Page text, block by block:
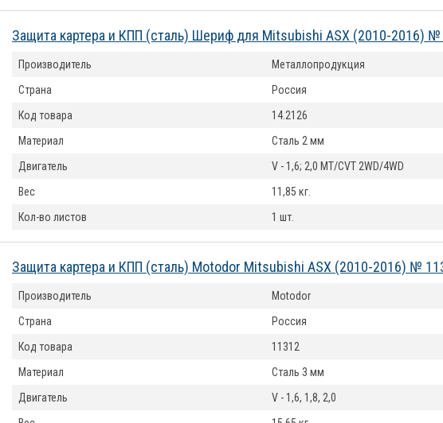
Защита картера и КПП (сталь) Шериф для Mitsubishi ASX (2010-2016) №
Производитель
Металлопродукция
Страна
Россия
Код товара
14.2126
Материал
Сталь 2 мм
Двигатель
V - 1,6; 2,0 MT/CVT 2WD/4WD
Вес
11,85 кг.
Кол-во листов
1 шт.
Защита картера и КПП (сталь) Motodor Mitsubishi ASX (2010-2016) №
Производитель
Motodor
Страна
Россия
Код товара
11312
Материал
Сталь 3 мм
Двигатель
V - 1,6, 1,8, 2,0